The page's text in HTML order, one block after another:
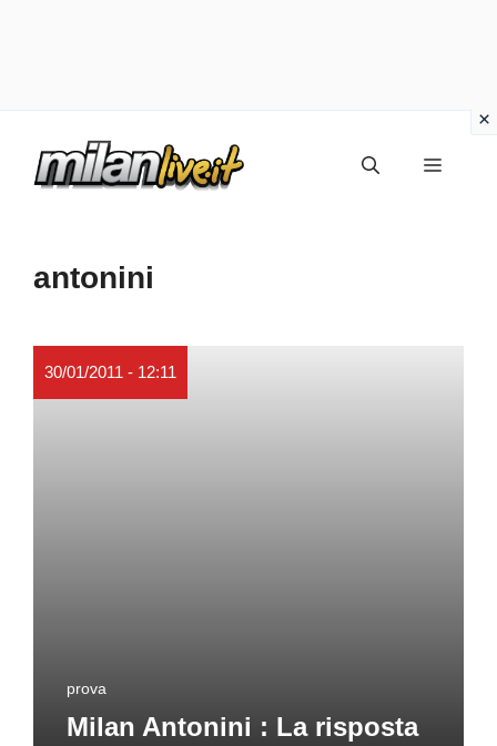
Menu
antonini
30/01/2011 - 12:11
prova
Milan Antonini : La risposta